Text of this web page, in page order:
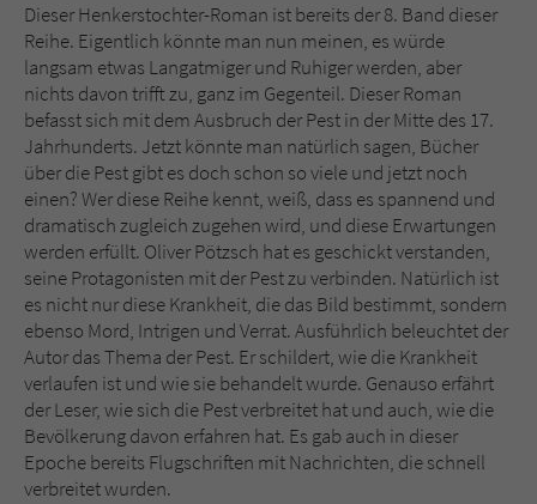
Dieser Henkerstochter-Roman ist bereits der 8. Band dieser
Reihe. Eigentlich könnte man nun meinen, es würde
langsam etwas Langatmiger und Ruhiger werden, aber
nichts davon trifft zu, ganz im Gegenteil. Dieser Roman
befasst sich mit dem Ausbruch der Pest in der Mitte des 17.
Jahrhunderts. Jetzt könnte man natürlich sagen, Bücher
über die Pest gibt es doch schon so viele und jetzt noch
einen? Wer diese Reihe kennt, weiß, dass es spannend und
dramatisch zugleich zugehen wird, und diese Erwartungen
werden erfüllt. Oliver Pötzsch hat es geschickt verstanden,
seine Protagonisten mit der Pest zu verbinden. Natürlich ist
es nicht nur diese Krankheit, die das Bild bestimmt, sondern
ebenso Mord, Intrigen und Verrat. Ausführlich beleuchtet der
Autor das Thema der Pest. Er schildert, wie die Krankheit
verlaufen ist und wie sie behandelt wurde. Genauso erfährt
der Leser, wie sich die Pest verbreitet hat und auch, wie die
Bevölkerung davon erfahren hat. Es gab auch in dieser
Epoche bereits Flugschriften mit Nachrichten, die schnell
verbreitet wurden.